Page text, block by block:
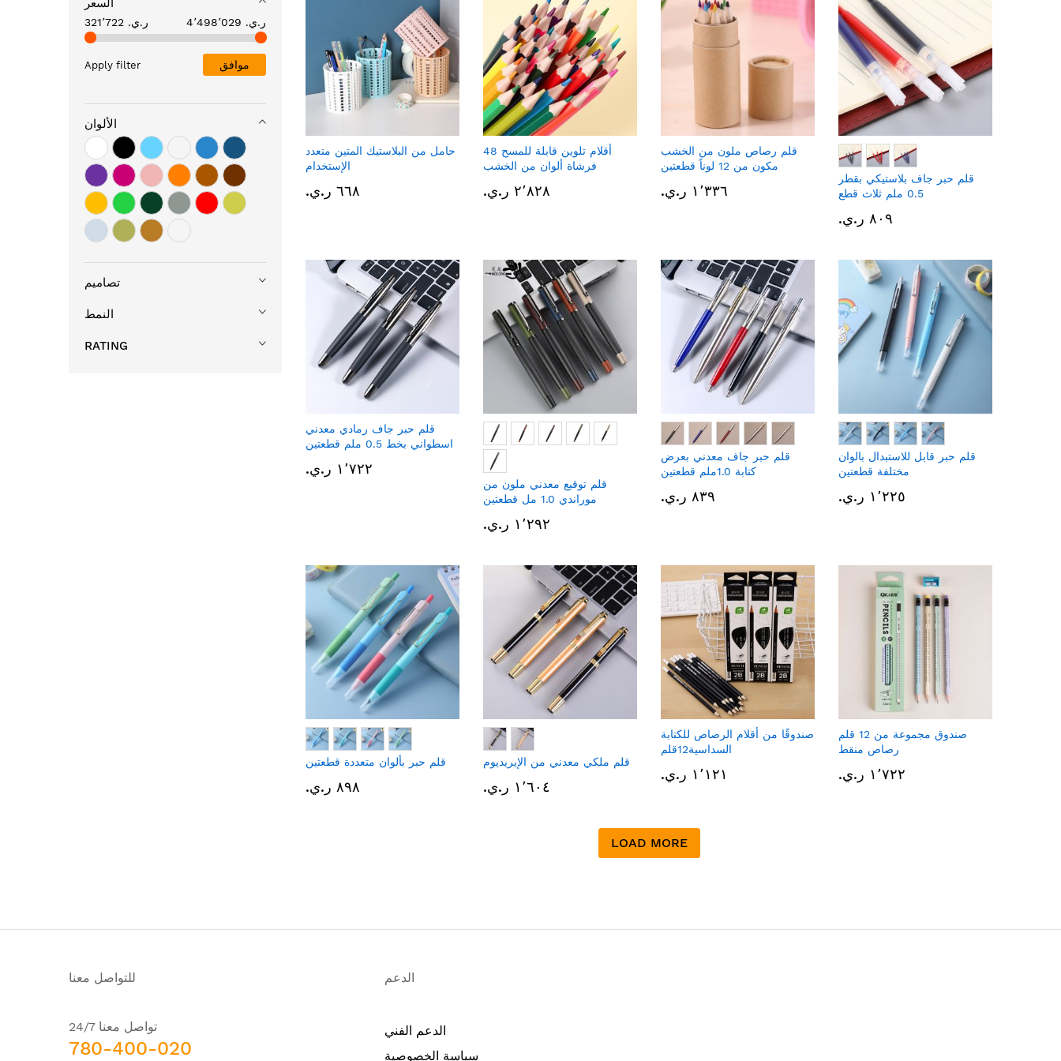
حامل من البلاستيك المتين متعدد
الإستخدام
٦٦٨ ر.ي.‏
أقلام تلوين قابلة للمسح 48
فرشاة ألوان من الخشب
٢٬٨٢٨ ر.ي.‏
قلم رصاص ملون من الخشب
مكون من 12 لوناً قطعتين
١٬٣٣٦ ر.ي.‏
قلم حبر جاف بلاستيكي بقطر
0.5 ملم ثلاث قطع
٨٠٩ ر.ي.‏
قلم حبر جاف رمادي معدني
اسطواني بخط 0.5 ملم قطعتين
١٬٧٢٢ ر.ي.‏
قلم توقيع معدني ملون من
موراندي 1.0 مل قطعتين
١٬٢٩٢ ر.ي.‏
قلم حبر جاف معدني بعرض
كتابة 1.0ملم قطعتين
٨٣٩ ر.ي.‏
قلم حبر قابل للاستبدال بالوان
مختلفة قطعتين
١٬٢٢٥ ر.ي.‏
قلم حبر بألوان متعددة قطعتين
٨٩٨ ر.ي.‏
قلم ملكي معدني من الإيريديوم
١٬٦٠٤ ر.ي.‏
صندوقًا من أقلام الرصاص للكتابة
السداسية12قلم
١٬١٢١ ر.ي.‏
صندوق مجموعة من 12 قلم
رصاص منقط
١٬٧٢٢ ر.ي.‏
LOAD MORE
السعر
321٬722 ر.ي.‏ 4٬498٬029 ر.ي.‏
Apply filter موافق
الألوان
تصاميم
النمط
RATING
للتواصل معنا
تواصل معنا 24/7
780-400-020
الدعم
الدعم الفني
سياسة الخصوصية